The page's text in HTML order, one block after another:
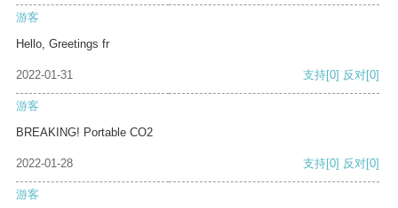
游客
Hello, Greetings fr
2022-01-31 支持[0] 反对[0]
游客
BREAKING! Portable CO2
2022-01-28 支持[0] 反对[0]
游客